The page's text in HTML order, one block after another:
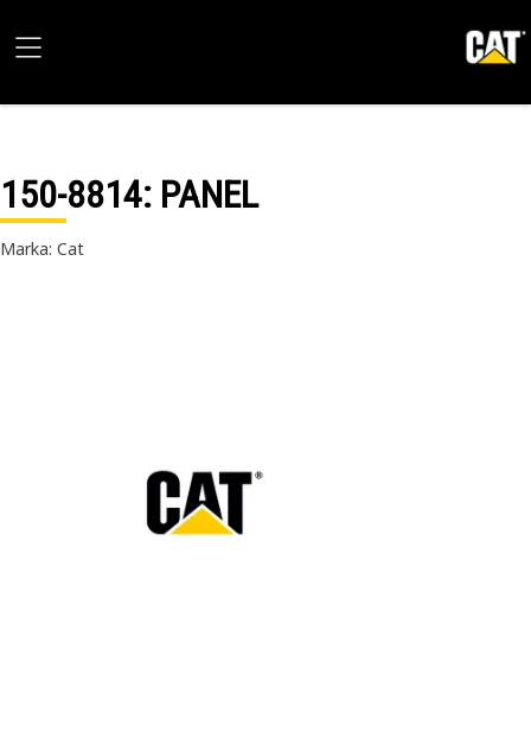
150-8814: PANEL
Marka: Cat